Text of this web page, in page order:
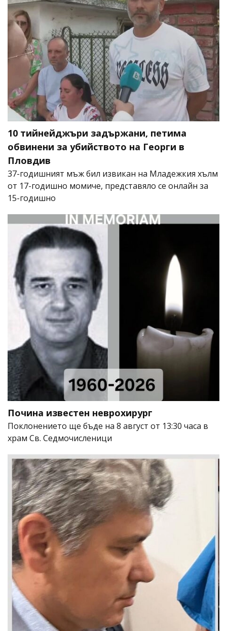
10 тийнейджъри задържани, петима
обвинени за убийството на Георги в
Пловдив
37-годишният мъж бил извикан на Младежкия хълм
от 17-годишно момиче, представяло се онлайн за
15-годишно
Почина известен неврохирург
Поклонението ще бъде на 8 август от 13:30 часа в
храм Св. Седмочисленици